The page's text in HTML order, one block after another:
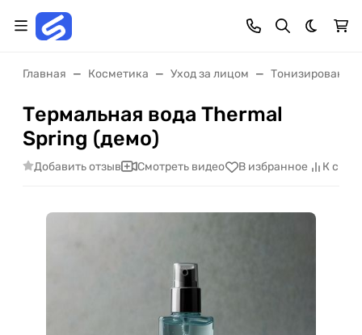
Темная
Главная Косметика Уход за лицом Тонизирование
Термальная вода Thermal
Spring (демо)
Добавить отзыв Смотреть видео В избранное К